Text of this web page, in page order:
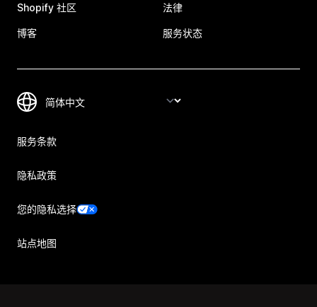
Shopify 社区
博客
法律
服务状态
服务条款
隐私政策
您的隐私选择
站点地图